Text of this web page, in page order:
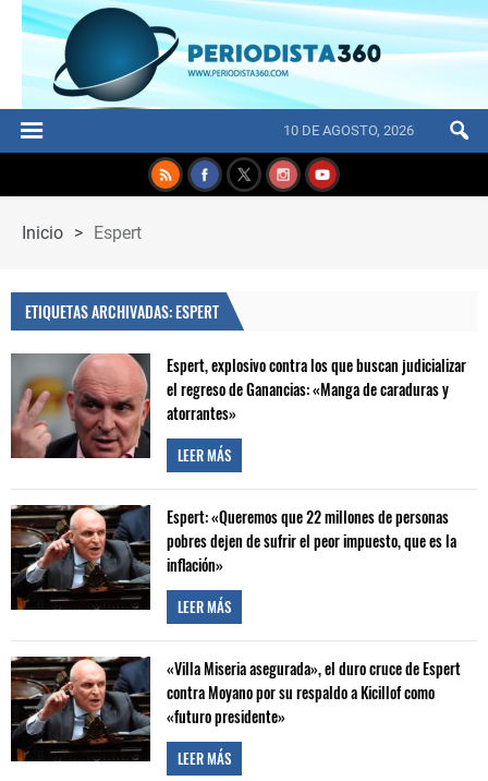
10 DE AGOSTO, 2026
Inicio > Espert
ETIQUETAS ARCHIVADAS: ESPERT
Espert, explosivo contra los que buscan judicializar
el regreso de Ganancias: «Manga de caraduras y
atorrantes»
LEER MÁS
Espert: «Queremos que 22 millones de personas
pobres dejen de sufrir el peor impuesto, que es la
inflación»
LEER MÁS
«Villa Miseria asegurada», el duro cruce de Espert
contra Moyano por su respaldo a Kicillof como
«futuro presidente»
LEER MÁS